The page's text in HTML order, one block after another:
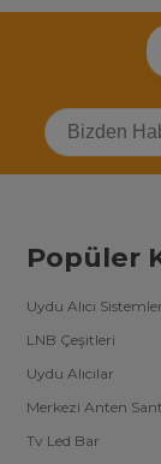
Popüler
Uydu Alıcı
LNB Çeşitleri
Uydu Alıcılar
Merkezi Anten
Tv Led Bar